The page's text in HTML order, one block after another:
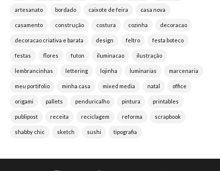
artesanato bordado caixote de feira casa nova
casamento construção costura cozinha decoracao
decoracao criativa e barata design feltro festa boteco
festas flores futon iluminacao ilustração
lembrancinhas lettering lojinha luminarias marcenaria
meu portifolio minha casa mixed media natal office
origami pallets penduricalho pintura printables
publipost receita reciclagem reforma scrapbook
shabby chic sketch sushi tipografia